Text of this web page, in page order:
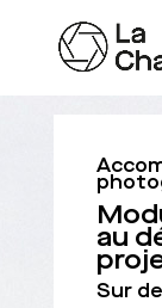
au
Sur